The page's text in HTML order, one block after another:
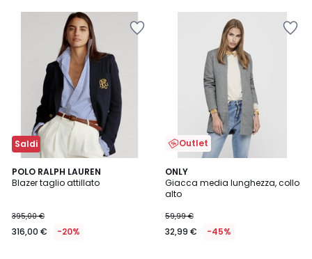
Saldi
POLO RALPH LAUREN
Blazer taglio attillato
395,00 €
316,00 € -20%
4
/
Outlet
ONLY
Giacca media lunghezza, collo
alto
59,99 €
32,99 € -45%
4,5
/ 5